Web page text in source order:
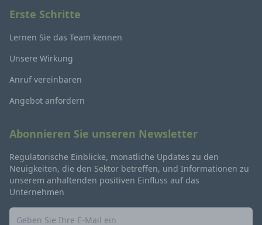
Erste Schritte
Lernen Sie das Team kennen
Unsere Wirkung
Anruf vereinbaren
Angebot anfordern
Abonnieren Sie unseren Newsletter
Regulatorische Einblicke, monatliche Updates zu den
Neuigkeiten, die den Sektor betreffen, und Informationen zu
unserem anhaltenden positiven Einfluss auf das
Unternehmen